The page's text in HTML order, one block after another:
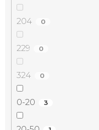
204 0
229 0
324 0
0-20 3